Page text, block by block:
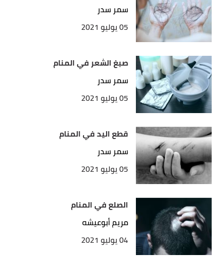
سمر سدر
05 يوليو 2021
صبغ الشعر في المنام
سمر سدر
05 يوليو 2021
قطع اليد في المنام
سمر سدر
05 يوليو 2021
الصلع في المنام
مريم أبوعيشه
04 يوليو 2021